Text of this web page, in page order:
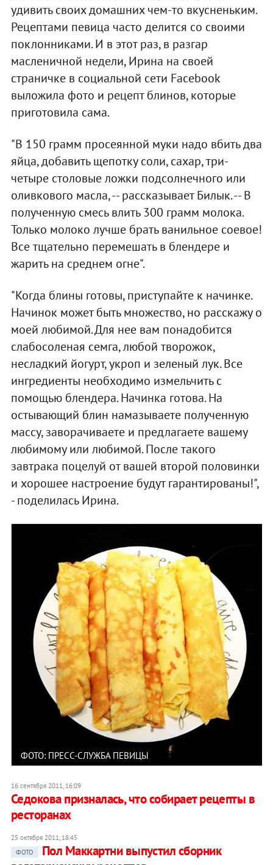
удивить своих домашних чем-то вкусненьким.
Рецептами певица часто делится со своими
поклонниками. И в этот раз, в разгар
масленичной недели, Ирина на своей
страничке в социальной сети Facebook
выложила фото и рецепт блинов, которые
приготовила сама.
"В 150 грамм просеянной муки надо вбить два
яйца, добавить щепотку соли, сахар, три-
четыре столовые ложки подсолнечного или
оливкового масла, -- рассказывает Билык. -- В
полученную смесь влить 300 грамм молока.
Только молоко лучше брать ванильное соевое!
Все тщательно перемешать в блендере и
жарить на среднем огне".
"Когда блины готовы, приступайте к начинке.
Начинок может быть множество, но расскажу о
моей любимой. Для нее вам понадобится
слабосоленая семга, любой творожок,
несладкий йогурт, укроп и зеленый лук. Все
ингредиенты необходимо измельчить с
помощью блендера. Начинка готова. На
остывающий блин намазываете полученную
массу, заворачиваете и предлагаете вашему
любимому или любимой. После такого
завтрака поцелуй от вашей второй половинки
и хорошее настроение будут гарантированы!",
- поделилась Ирина.
ФОТО: ПРЕСС-СЛУЖБА ПЕВИЦЫ
16 сентября 2011, 16:09
Седокова призналась, что собирает рецепты в
ресторанах
25 октября 2011, 18:45
ФОТО
Пол Маккартни выпустил сборник